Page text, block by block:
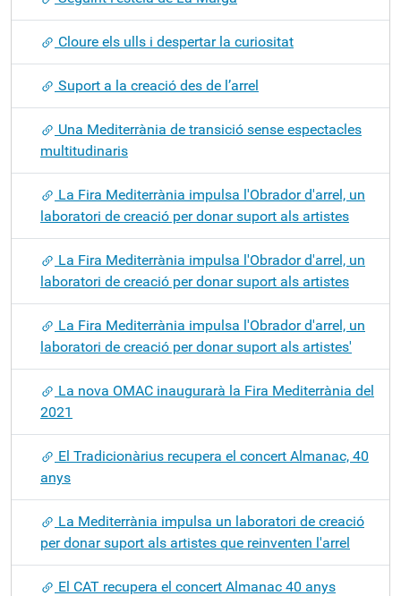
Cloure els ulls i despertar la curiositat
Suport a la creació des de l’arrel
Una Mediterrània de transició sense espectacles
multitudinaris
La Fira Mediterrània impulsa l'Obrador d'arrel, un
laboratori de creació per donar suport als artistes
La Fira Mediterrània impulsa l'Obrador d'arrel, un
laboratori de creació per donar suport als artistes
La Fira Mediterrània impulsa l'Obrador d'arrel, un
laboratori de creació per donar suport als artistes'
La nova OMAC inaugurarà la Fira Mediterrània del
2021
El Tradicionàrius recupera el concert Almanac, 40
anys
La Mediterrània impulsa un laboratori de creació
per donar suport als artistes que reinventen l'arrel
El CAT recupera el concert Almanac 40 anys